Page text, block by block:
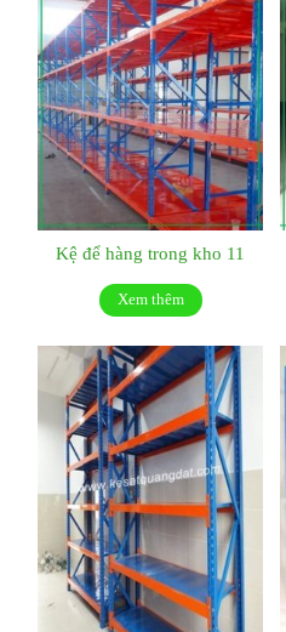
Kệ để hàng trong kho 11
Xem thêm